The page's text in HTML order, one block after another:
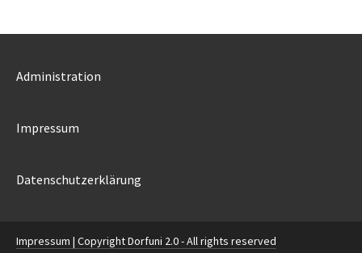
Administration
Impressum
Datenschutzerklärung
Impressum | Copyright Dorfuni 2.0 - All rights reserved